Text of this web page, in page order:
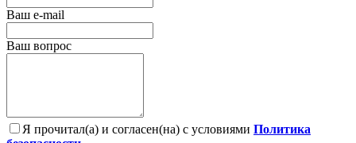
Ваш e-mail
Ваш вопрос
Я прочитал(а) и согласен(на) с условиями Политика